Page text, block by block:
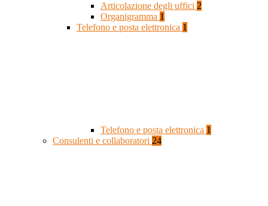
Articolazione degli uffici 2
Organigramma 1
Telefono e posta elettronica 1
Telefono e posta elettronica 1
Consulenti e collaboratori 24